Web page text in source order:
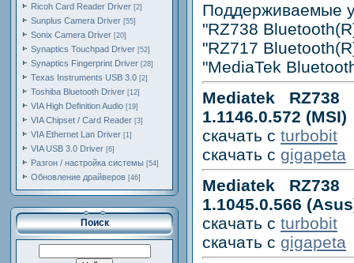
Ricoh Card Reader Driver [2]
Sunplus Camera Driver [55]
Sonix Camera Driver [20]
Synaptics Touchpad Driver [52]
Synaptics Fingerprint Driver [28]
Texas Instruments USB 3.0 [2]
Toshiba Bluetooth Driver [12]
VIA High Definition Audio [19]
VIA Chipset / Card Reader [3]
VIA Ethernet Lan Driver [1]
VIA USB 3.0 Driver [6]
Разгон / настройка системы [54]
Обновление драйверов [46]
Поиск
Поддерживаемые
"RZ738
"RZ717
"MediaTek
Mediatek
1.1146.0.572 (MSI)
скачать с turbobit
скачать с gigapeta
Mediatek
1.1045.0.566
скачать с turbobit
скачать с gigapeta